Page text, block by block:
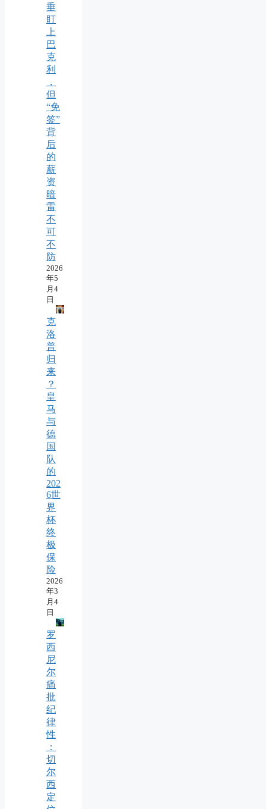
垂
盯
上
巴
克
利
，
但
“免
签”
背
后
的
薪
资
暗
雷
不
可
不
防
2026
年5
月4
日
克
洛
普
归
来
？
皇
马
与
德
国
队
的
202
6世
界
杯
终
极
保
险
2026
年3
月4
日
罗
西
尼
尔
痛
批
纪
律
性
：
切
尔
西
定